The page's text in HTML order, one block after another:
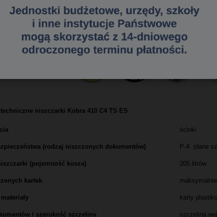
niszczarki Kobra 410 C4 TS ES
ścinki
(rodzaj niszczonych dokumentów) P-4 (dane
(pojemność kosza) 205 litrów
kartek
karty
/ szerokość szczeliny szczelina